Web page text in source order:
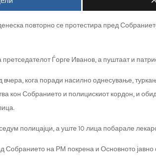
повторно се протестира пред
Ѓорге Иванов, а пуштаат и
вчера, кога поради насилно однесување,
кон Собранието и полицискиот кордон, и
полицајци, а уште 10 лица побарале
Собранието на РМ покрена и Основното јавно